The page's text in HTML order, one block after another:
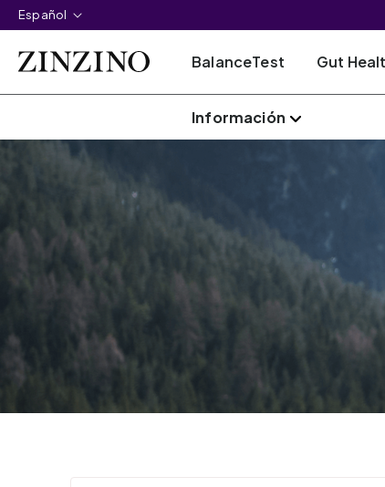
Español
BalanceTest Gut
Información